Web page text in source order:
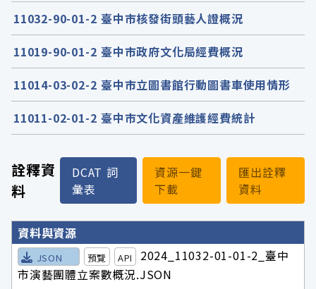
詮釋資
料
DCAT 詞
彙表
資源一鍵
下載
匯出詮釋
資料
詮釋資料詳細內容
資料與資源
JSON 預覽 API
2024_11032-01-01-2_臺中
市演藝團體立案數概況.JSON
11032-90-01-2 臺中市核發街頭藝人證概況
11019-90-01-2 臺中市政府文化局經費概況
11014-03-02-2 臺中市立圖書館行動圖書車使用情形
11011-02-01-2 臺中市文化資產維護經費統計